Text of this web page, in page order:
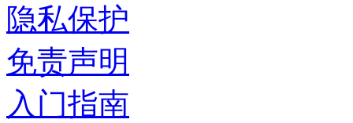
隐私保护
免责声明
入门指南